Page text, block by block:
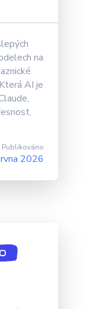
na
AI je
Publikováno
2026